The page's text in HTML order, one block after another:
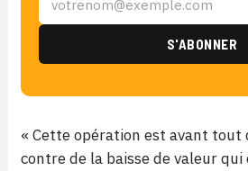
« Cette opération est avant
contre de la baisse de valeur